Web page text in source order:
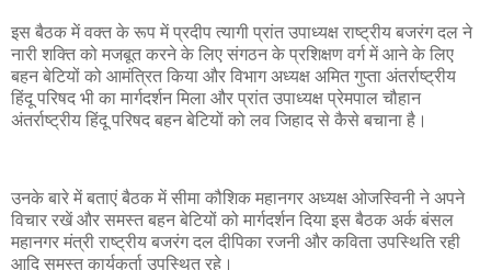
इस बैठक में वक्त के रूप में प्रदीप त्यागी प्रांत उपाध्यक्ष राष्ट्रीय बजरंग दल ने
नारी शक्ति को मजबूत करने के लिए संगठन के प्रशिक्षण वर्ग में आने के लिए
बहन बेटियों को आमंत्रित किया और विभाग अध्यक्ष अमित गुप्ता अंतर्राष्ट्रीय
हिंदू परिषद भी का मार्गदर्शन मिला और प्रांत उपाध्यक्ष प्रेमपाल चौहान
अंतर्राष्ट्रीय हिंदू परिषद बहन बेटियों को लव जिहाद से कैसे बचाना है।
उनके बारे में बताएं बैठक में सीमा कौशिक महानगर अध्यक्ष ओजस्विनी ने अपने
विचार रखें और समस्त बहन बेटियों को मार्गदर्शन दिया इस बैठक अर्क बंसल
महानगर मंत्री राष्ट्रीय बजरंग दल दीपिका रजनी और कविता उपस्थिति रही
आदि समस्त कार्यकर्ता उपस्थित रहे।